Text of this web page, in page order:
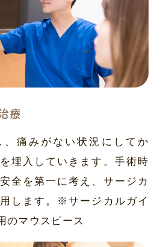
療
、痛みがない状況にしてか
埋入していきます。手術時
全を第一に考え、サージカ
します。※サージカルガイ
のマウスピース